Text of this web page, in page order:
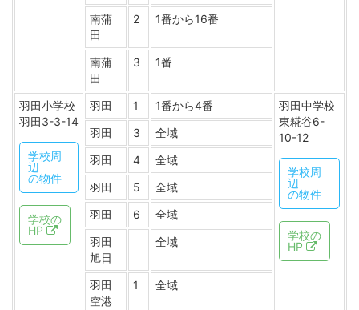
南蒲
田
2 1番から16番
南蒲
田
3 1番
羽田小学校
羽田3-3-14
学校周
辺
の物件
学校の
HP
羽田 1 1番から4番
羽田中学校
東糀谷6-
10-12
学校周
辺
の物件
学校の
HP
羽田 3
全域
羽田
4
全域
羽田
5
全域
羽田
6
全域
羽田
旭日
全域
羽田
空港
1 全域